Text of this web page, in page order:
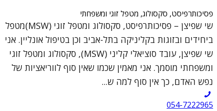
פסיכותרפיסט, סקסולוג, מטפל זוגי ומשפחתי
שי שפיצן – פסיכותרפיסט, סקסולוג ומטפל זוגי (MSW)מטפל
ביחידים ובזוגות בקליניקה בתל-אביב וכן בטיפול אונליין. אני
שי שפיצן, עובד סוציאלי קליני (MSW), סקסולוג ומטפל זוגי
ומשפחתי מוסמך. אני מאמין שכמו שאין סוף לווריאציות של
נפש האדם, כך אין סוף למה ש...
054-7222965